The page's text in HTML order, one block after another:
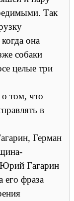
Так
она
собаки
целые три
о том, что
в
Герман
Юрий Гагарин
его фраза